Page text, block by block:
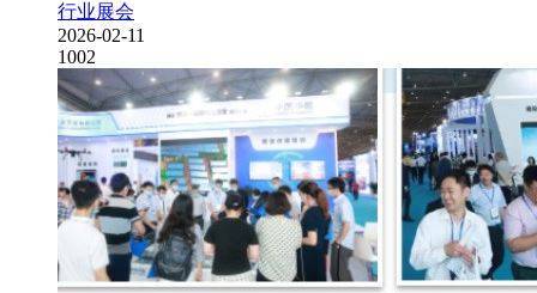
行业展会
2026-02-11
1002